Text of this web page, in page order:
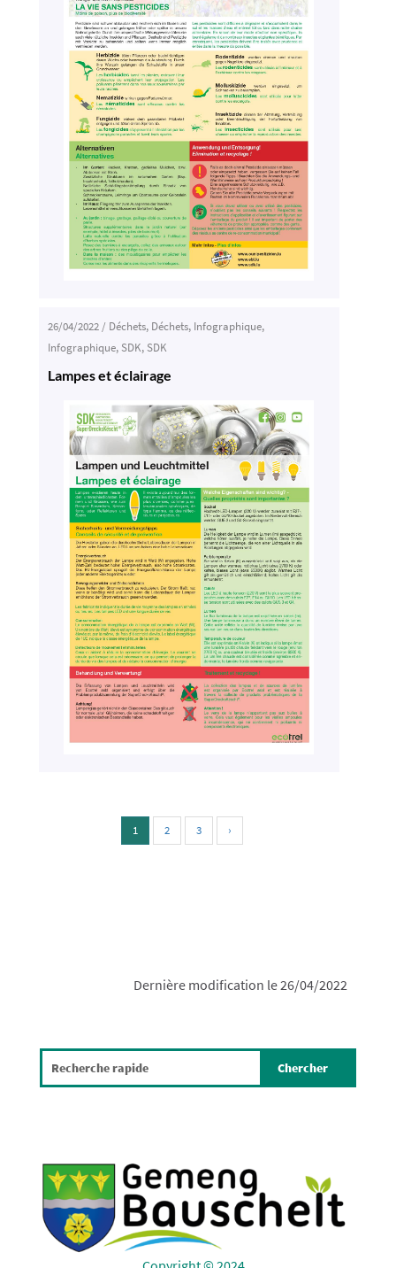
26/04/2022/ Déchets, Déchets, Infographique,
Infographique,SDK,SDK
Lampes et éclairage
1 2 3 ›
Dernière modification le 26/04/2022